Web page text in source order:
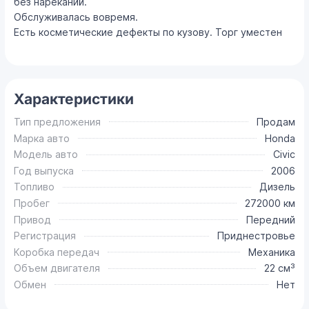
Обслуживалась вовремя.
Есть косметические дефекты по кузову. Торг уместен
Характеристики
Тип предложения
Продам
Марка авто
Honda
Модель авто
Civic
Год выпуска
2006
Топливо
Дизель
Пробег
272000 км
Привод
Передний
Регистрация
Приднестровье
Коробка передач
Механика
Объем двигателя
22 см³
Обмен
Нет